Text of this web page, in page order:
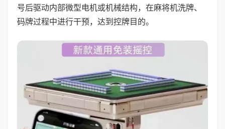
号后驱动内部微型电机或机械结构，在麻将机洗牌、
码牌过程中进行干预，达到控牌目的。